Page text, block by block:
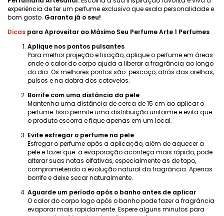
experiência de ter um perfume exclusivo que exala personalidade e
bom gosto. Garanta já o seu!
Dicas para Aproveitar ao Máximo Seu Perfume Arte 1 Perfumes
Aplique nos pontos pulsantes
Para melhor projeção e fixação, aplique o perfume em áreas
onde o calor do corpo ajuda a liberar a fragrância ao longo
do dia. Os melhores pontos são: pescoço, atrás das orelhas,
pulsos e na dobra dos cotovelos.
Borrife com uma distância da pele
Mantenha uma distância de cerca de 15 cm ao aplicar o
perfume. Isso permite uma distribuição uniforme e evita que
o produto escorra e fique apenas em um local.
Evite esfregar o perfume na pele
Esfregar o perfume após a aplicação, além de aquecer a
pele e fazer que a evaporação aconteça mais rápido, pode
alterar suas notas olfativas, especialmente as de topo,
comprometendo a evolução natural da fragrância. Apenas
borrife e deixe secar naturalmente.
Aguarde um período após o banho antes de aplicar
O calor do corpo logo após o banho pode fazer a fragrância
evaporar mais rapidamente. Espere alguns minutos para